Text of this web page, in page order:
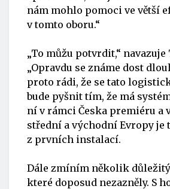
nám mohlo pomoci ve větší
v tomto oboru.“
„To můžu potvrdit,“ navazuje
„Opravdu se známe dost
proto rádi, že se tato
bude pyšnit tím, že má
ní v rámci Česka premiéru a
střední a východní Evropy je
z prvních instalací.
Dále zmíním několik
které doposud nezazněly. S